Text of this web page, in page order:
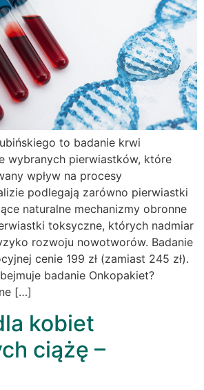
to badanie krwi
wybranych pierwiastków, które
wpływ na procesy
podlegają zarówno pierwiastki
naturalne mechanizmy obronne
toksyczne, których nadmiar
rozwoju nowotworów. Badanie
cenie 199 zł (zamiast 245 zł).
badanie Onkopakiet?
[…]
kobiet
ciążę –